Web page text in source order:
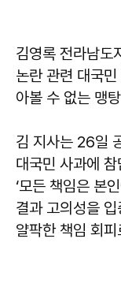
김영록 전라남도
논란 관련 대국
아볼 수 없는 맹
김 지사는 26일
대국민 사과에
‘모든 책임은 본
결과 고의성을
얄팍한 책임 회